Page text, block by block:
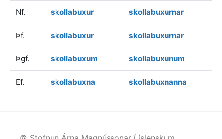
Nf. skollabuxur skollabuxurnar
Þf. skollabuxur skollabuxurnar
Þgf. skollabuxum skollabuxunum
Ef. skollabuxna skollabuxnanna